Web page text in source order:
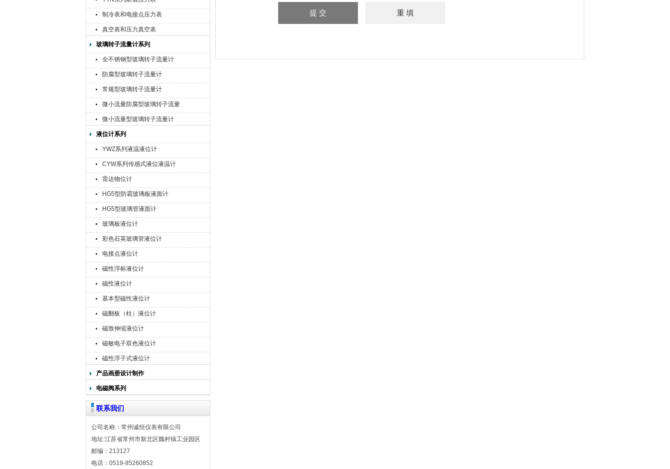
制冷表和电接点压力表
真空表和压力真空表
玻璃转子流量计系列
全不锈钢型玻璃转子流量计
防腐型玻璃转子流量计
常规型玻璃转子流量计
微小流量防腐型玻璃转子流量
计
微小流量型玻璃转子流量计
液位计系列
YWZ系列液温液位计
CYW系列传感式液位液温计
雷达物位计
HG5型防霜玻璃板液面计
HG5型玻璃管液面计
玻璃板液位计
彩色石英玻璃管液位计
电接点液位计
磁性浮标液位计
磁性液位计
基本型磁性液位计
磁翻板（柱）液位计
磁致伸缩液位计
磁敏电子双色液位计
磁性浮子式液位计
产品画册设计制作
电磁阀系列
联系我们
公司名称：常州诚恒仪表有限公司
地址:江苏省常州市新北区魏村镇工业园区
邮编：213127
电话：0519-85260852